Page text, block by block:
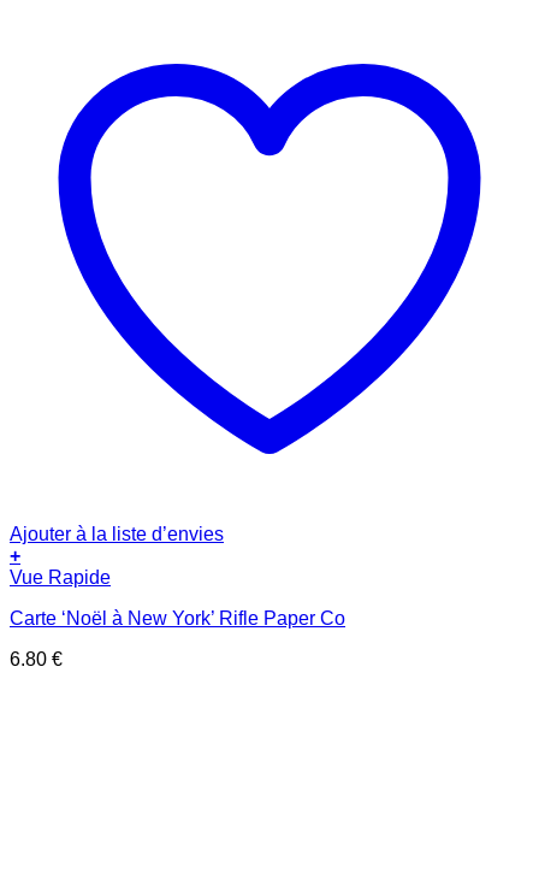
Ajouter à la liste d’envies
+
Vue Rapide
Carte ‘Noël à New York’ Rifle Paper Co
6.80 €